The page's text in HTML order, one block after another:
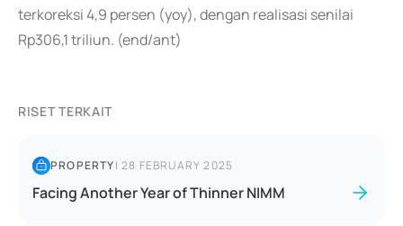
terkoreksi 4,9 persen (yoy), dengan realisasi senilai
Rp306,1 triliun. (end/ant)
RISET TERKAIT
PROPERTY|28 FEBRUARY 2025
Facing Another Year of Thinner NIMM